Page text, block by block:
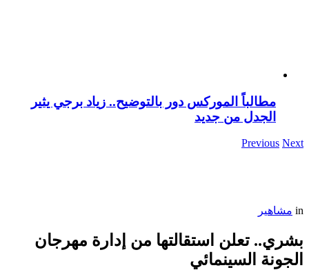
مطالباً الموركس دور بالتوضيح.. زياد برجي يثير
الجدل من جديد
Previous Next
in مشاهير
بشري.. تعلن استقالتها من إدارة مهرجان
الجونة السينمائي